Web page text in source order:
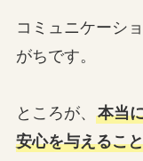
コミュニケーシ
がちです。
ところが、 本当
安心を与えること